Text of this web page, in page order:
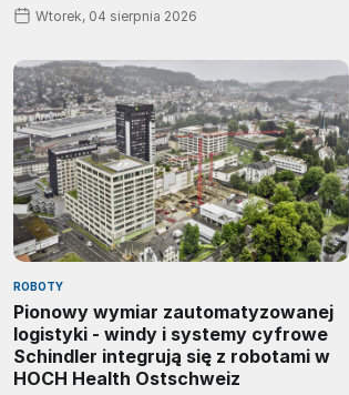
Wtorek, 04 sierpnia 2026
ROBOTY
Pionowy wymiar zautomatyzowanej
logistyki - windy i systemy cyfrowe
Schindler integrują się z robotami w
HOCH Health Ostschweiz